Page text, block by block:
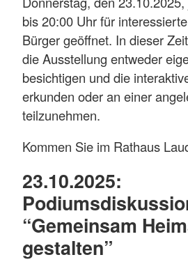
bis 20:00 Uhr für
Bürger geöffnet. In dieser
die Ausstellung entweder
besichtigen und die
erkunden oder an einer
teilzunehmen.
Kommen Sie im Rathaus
23.10.2025:
“Gemeinsam
gestalten”